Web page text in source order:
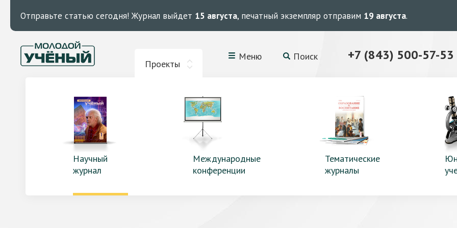
Отправьте статью сегодня! Журнал выйдет 15 августа, печатный экземпляр отправим 19 августа.
Проекты
Меню Поиск +7 (843) 500-57-53
Научный
журнал
Международные
конференции
Тематические
журналы